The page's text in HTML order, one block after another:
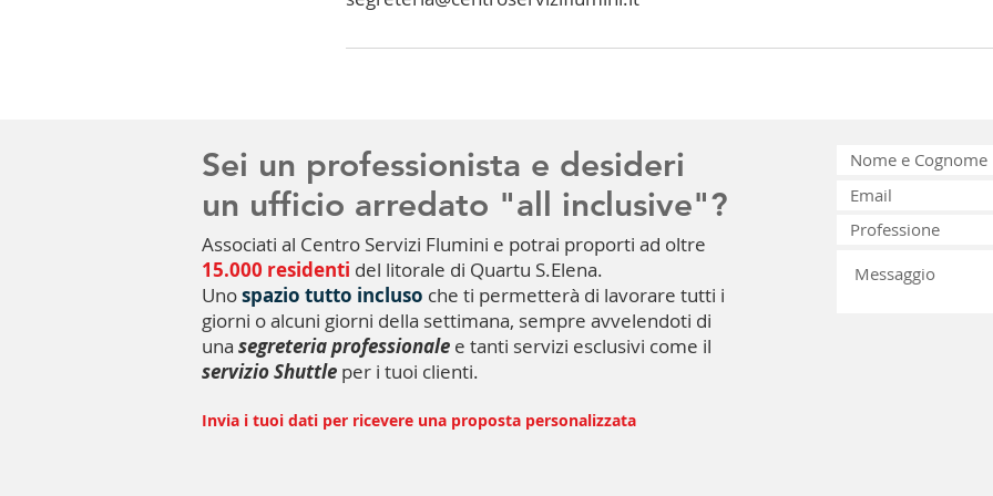
Sei un professionista e desideri
un ufficio arredato "all inclusive"?
Associati al Centro Servizi Flumini e potrai proporti ad oltre
15.000 residenti del litorale di Quartu S.Elena.
Unospazio tutto incluso che ti permetterà di lavorare tutti i
giorni o alcuni giorni della settimana, sempre avvelendoti di
una segreteria professionale e tanti servizi esclusivi come il
servizio Shuttle per i tuoi clienti.
Invia i tuoi dati per ricevere una proposta personalizzata